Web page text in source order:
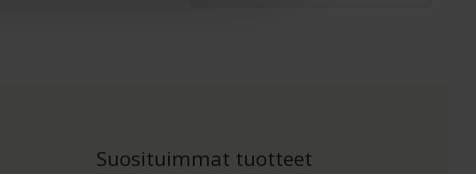
Suosituimmat tuotteet